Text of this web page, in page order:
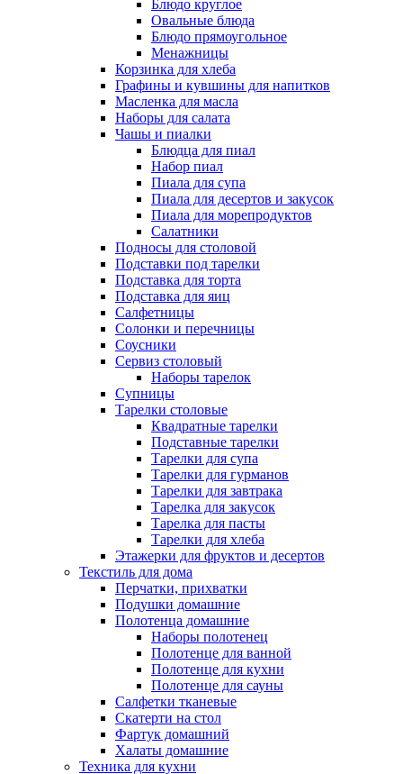
Блюдо круглое
Овальные блюда
Блюдо прямоугольное
Менажницы
Корзинка для хлеба
Графины и кувшины для напитков
Масленка для масла
Наборы для салата
Чашы и пиалки
Блюдца для пиал
Набор пиал
Пиала для супа
Пиала для десертов и закусок
Пиала для морепродуктов
Салатники
Подносы для столовой
Подставки под тарелки
Подставка для торта
Подставка для яиц
Салфетницы
Солонки и перечницы
Соусники
Сервиз столовый
Наборы тарелок
Супницы
Тарелки столовые
Квадратные тарелки
Подставные тарелки
Тарелки для супа
Тарелки для гурманов
Тарелки для завтрака
Тарелка для закусок
Тарелка для пасты
Тарелки для хлеба
Этажерки для фруктов и десертов
Текстиль для дома
Перчатки, прихватки
Подушки домашние
Полотенца домашние
Наборы полотенец
Полотенце для ванной
Полотенце для кухни
Полотенце для сауны
Салфетки тканевые
Скатерти на стол
Фартук домашний
Халаты домашние
Техника для кухни